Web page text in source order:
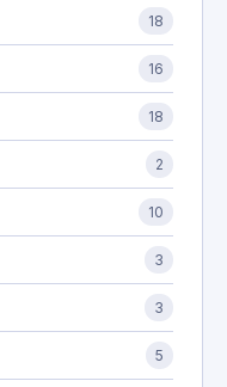
18
16
18
2
10
3
3
5